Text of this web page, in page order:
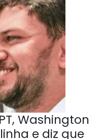
Washington
e diz que